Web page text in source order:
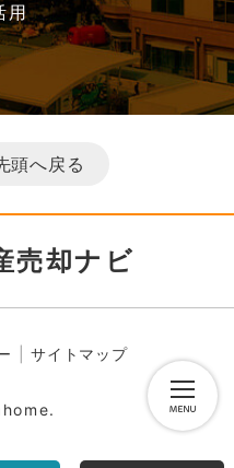
用
頭へ戻る
売却ナビ
サイトマップ